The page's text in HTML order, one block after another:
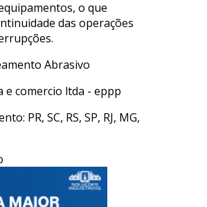
o que
das operações
e comercio ltda - eppp
PR, SC, RS, SP, RJ, MG,